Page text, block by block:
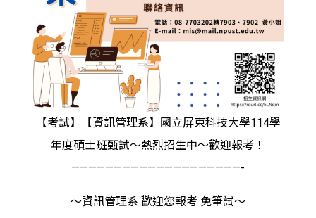
【考試】【資訊管理系】國立屏東科技大學114學
年度碩士班甄試～熱烈招生中～歡迎報考！
————————————————————-
～資訊管理系 歡迎您報考 免筆試～